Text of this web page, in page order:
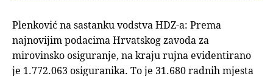
Plenković na sastanku vodstva HDZ-a: Prema
najnovijim podacima Hrvatskog zavoda za
mirovinsko osiguranje, na kraju rujna evidentirano
je 1.772.063 osiguranika. To je 31.680 radnih mjesta